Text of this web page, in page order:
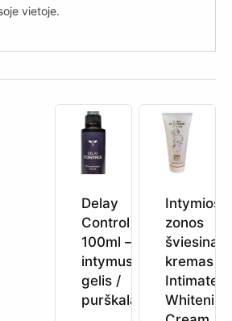
vietoje.
Delay
Control
100ml –
intymus
gelis /
purškalas
Intymios
zonos
kremas
Intimate
Whitening